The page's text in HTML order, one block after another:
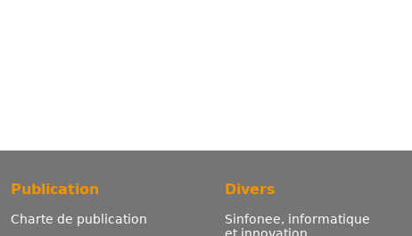
Publication
Charte de publication
Divers
Sinfonee, informatique